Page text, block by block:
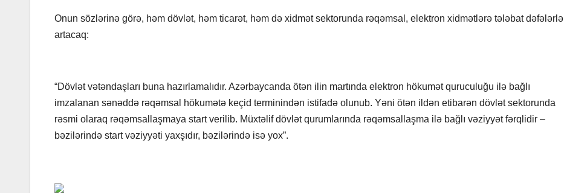
Onun sözlərinə görə, həm dövlət, həm ticarət, həm də xidmət sektorunda rəqəmsal, elektron xidmətlərə tələbat dəfələrlə
artacaq:
“Dövlət vətəndaşları buna hazırlamalıdır. Azərbaycanda ötən ilin martında elektron hökumət quruculuğu ilə bağlı
imzalanan sənəddə rəqəmsal hökumətə keçid terminindən istifadə olunub. Yəni ötən ildən etibarən dövlət sektorunda
rəsmi olaraq rəqəmsallaşmaya start verilib. Müxtəlif dövlət qurumlarında rəqəmsallaşma ilə bağlı vəziyyət fərqlidir –
bəzilərində start vəziyyəti yaxşıdır, bəzilərində isə yox”.